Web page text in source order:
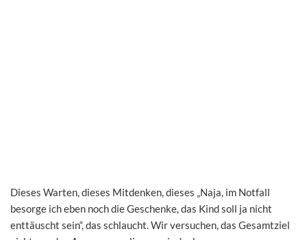
Dieses Warten, dieses Mitdenken, dieses „Naja, im Notfall
besorge ich eben noch die Geschenke, das Kind soll ja nicht
enttäuscht sein“, das schlaucht. Wir versuchen, das Gesamtziel